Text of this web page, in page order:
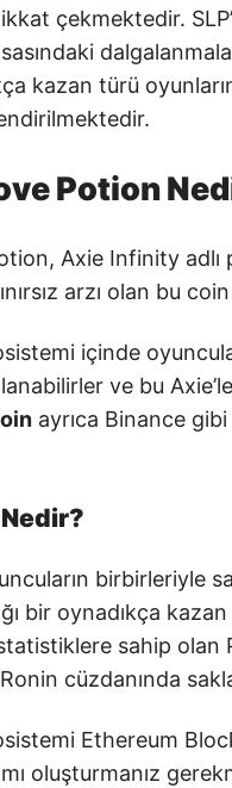
dikkat çekmektedir.
kazan türü
Potion
Axie Infinity adlı
arzı olan bu
içinde
ve bu
ayrıca Binance
birbirleriyle
bir oynadıkça
sahip olan
cüzdanında
Ethereum
oluşturmanız